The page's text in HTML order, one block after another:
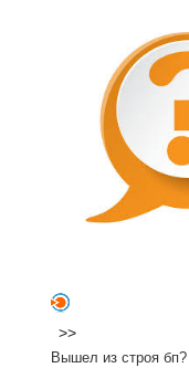
>>
Вышел из строя бп?